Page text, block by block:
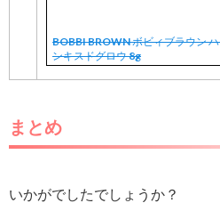
BOBBI BROWN ボビィブラウン
ンキスドグロウ 8g
まとめ
いかがでしたでしょうか？